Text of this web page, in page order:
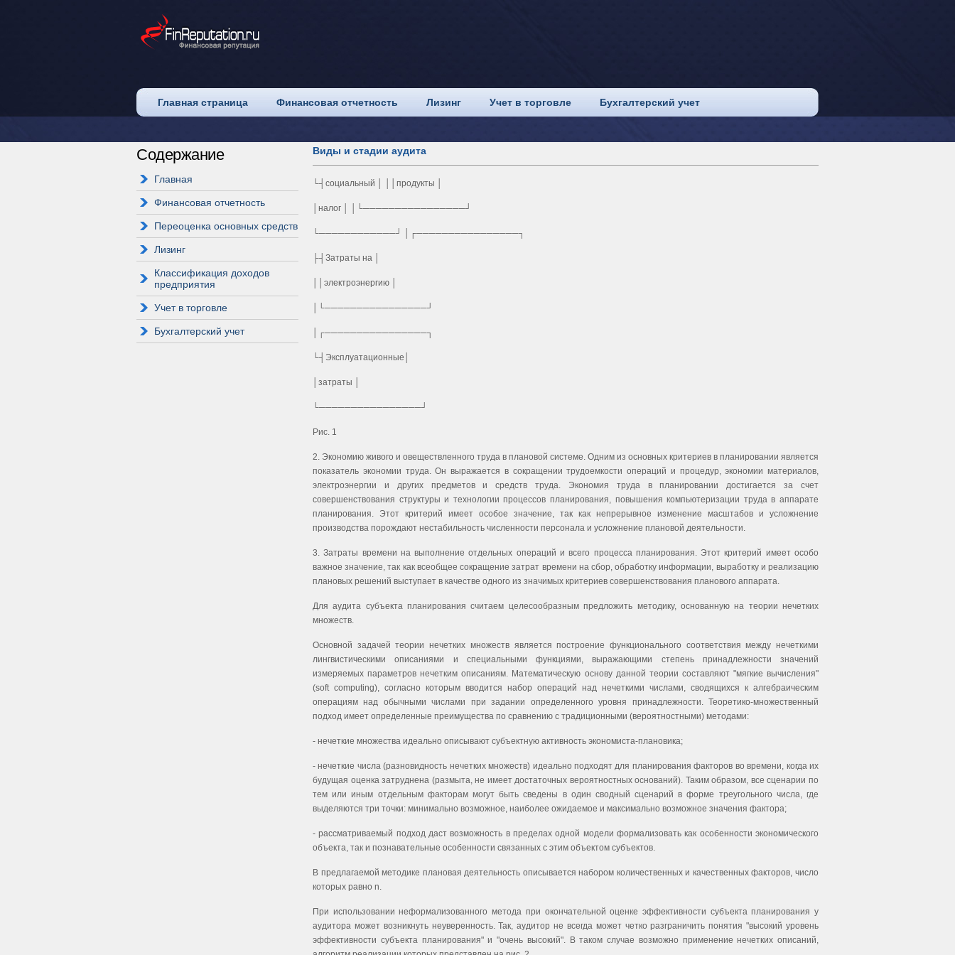
Главная страница Финансовая отчетность Лизинг Учет в торговле Бухгалтерский учет
Содержание
Главная
Финансовая отчетность
Переоценка основных средств
Лизинг
Классификация доходов
предприятия
Учет в торговле
Бухгалтерский учет
Виды и стадии аудита
└┤социальный │ ││продукты │
│налог │ │└────────────────┘
└────────────┘ │┌────────────────┐
├┤Затраты на │
││электроэнергию │
│└────────────────┘
│┌────────────────┐
└┤Эксплуатационные│
│затраты │
└────────────────┘
Рис. 1
2. Экономию живого и овеществленного труда в плановой системе. Одним из основных критериев в планировании является
показатель экономии труда. Он выражается в сокращении трудоемкости операций и процедур, экономии материалов,
электроэнергии и других предметов и средств труда. Экономия труда в планировании достигается за счет
совершенствования структуры и технологии процессов планирования, повышения компьютеризации труда в аппарате
планирования. Этот критерий имеет особое значение, так как непрерывное изменение масштабов и усложнение
производства порождают нестабильность численности персонала и усложнение плановой деятельности.
3. Затраты времени на выполнение отдельных операций и всего процесса планирования. Этот критерий имеет особо
важное значение, так как всеобщее сокращение затрат времени на сбор, обработку информации, выработку и реализацию
плановых решений выступает в качестве одного из значимых критериев совершенствования планового аппарата.
Для аудита субъекта планирования считаем целесообразным предложить методику, основанную на теории нечетких
множеств.
Основной задачей теории нечетких множеств является построение функционального соответствия между нечеткими
лингвистическими описаниями и специальными функциями, выражающими степень принадлежности значений
измеряемых параметров нечетким описаниям. Математическую основу данной теории составляют "мягкие вычисления"
(soft computing), согласно которым вводится набор операций над нечеткими числами, сводящихся к алгебраическим
операциям над обычными числами при задании определенного уровня принадлежности. Теоретико-множественный
подход имеет определенные преимущества по сравнению с традиционными (вероятностными) методами:
- нечеткие множества идеально описывают субъектную активность экономиста-плановика;
- нечеткие числа (разновидность нечетких множеств) идеально подходят для планирования факторов во времени, когда их
будущая оценка затруднена (размыта, не имеет достаточных вероятностных оснований). Таким образом, все сценарии по
тем или иным отдельным факторам могут быть сведены в один сводный сценарий в форме треугольного числа, где
выделяются три точки: минимально возможное, наиболее ожидаемое и максимально возможное значения фактора;
- рассматриваемый подход даст возможность в пределах одной модели формализовать как особенности экономического
объекта, так и познавательные особенности связанных с этим объектом субъектов.
В предлагаемой методике плановая деятельность описывается набором количественных и качественных факторов, число
которых равно n.
При использовании неформализованного метода при окончательной оценке эффективности субъекта планирования у
аудитора может возникнуть неуверенность. Так, аудитор не всегда может четко разграничить понятия "высокий уровень
эффективности субъекта планирования" и "очень высокий". В таком случае возможно применение нечетких описаний,